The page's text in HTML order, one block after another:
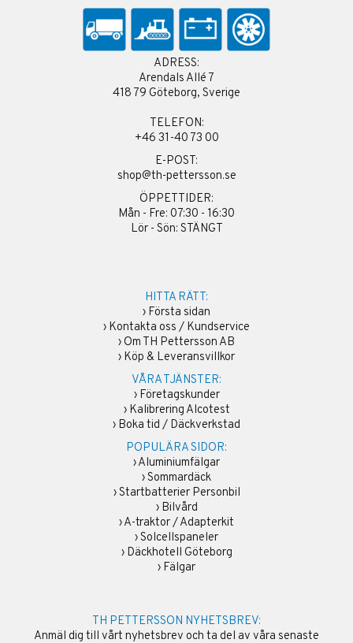
ADRESS:
Arendals Allé 7
418 79 Göteborg, Sverige
TELEFON:
+46 31-40 73 00
E-POST:
shop@th-pettersson.se
ÖPPETTIDER:
Mån - Fre: 07:30 - 16:30
Lör - Sön: STÄNGT
HITTA RÄTT:
› Första sidan
› Kontakta oss / Kundservice
› Om TH Pettersson AB
› Köp & Leveransvillkor
VÅRA TJÄNSTER:
› Företagskunder
› Kalibrering Alcotest
› Boka tid / Däckverkstad
POPULÄRA SIDOR:
›Aluminiumfälgar
›Sommardäck
›Startbatterier Personbil
› Bilvård
›A-traktor / Adapterkit
›Solcellspaneler
› Däckhotell Göteborg
› Fälgar
TH PETTERSSON NYHETSBREV:
Anmäl dig till vårt nyhetsbrev och ta del av våra senaste